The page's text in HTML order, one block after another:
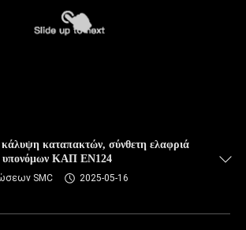
καταπακτών, σύνθετη ελαφριά
υπονόμων ΚΑΠ EN124
SMC
2025-05-16